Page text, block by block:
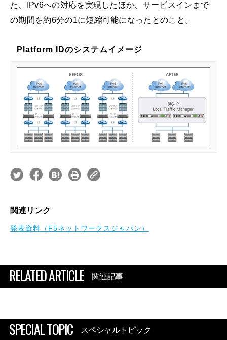
た、IPv6への対応を実現したほか、サービスインまで
の期間を約6分の1に短縮可能になったとのこと。
Platform IDのシステムイメージ
関連リンク
発表資料（F5ネットワークスジャパン）
RELATED ARTICLE 関連記事
SPECIAL TOPIC スペシャルトピック